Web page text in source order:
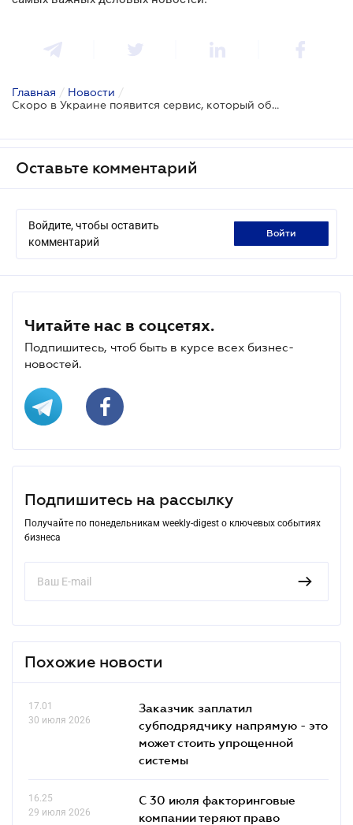
Главная / Новости /
Скоро в Украине появится сервис, который обучит граждан финансовой грамотности
Оставьте комментарий
Войдите, чтобы оставить
комментарий
войти
Читайте нас в соцсетях.
Подпишитесь, чтоб быть в курсе всех бизнес-
новостей.
Подпишитесь на рассылку
Получайте по понедельникам weekly-digest о ключевых событиях
бизнеса
Похожие новости
17.01
30 июля 2026
Заказчик заплатил
субподрядчику напрямую - это
может стоить упрощенной
системы
16.25
29 июля 2026
С 30 июля факторинговые
компании теряют право